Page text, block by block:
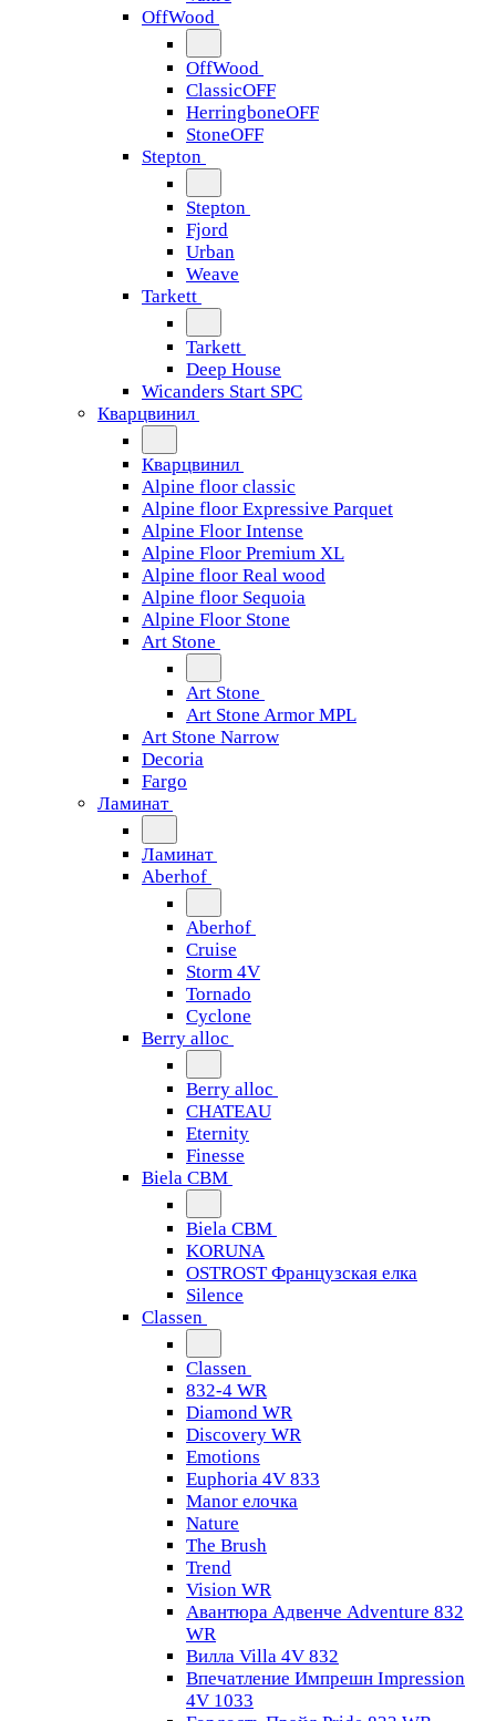
OffWood
OffWood
ClassicOFF
HerringboneOFF
StoneOFF
Stepton
Stepton
Fjord
Urban
Weave
Tarkett
Tarkett
Deep House
Wicanders Start SPC
Кварцвинил
Кварцвинил
Alpine floor classic
Alpine floor Expressive Parquet
Alpine Floor Intense
Alpine Floor Premium XL
Alpine floor Real wood
Alpine floor Sequoia
Alpine Floor Stone
Art Stone
Art Stone
Art Stone Armor MPL
Art Stone Narrow
Decoria
Fargo
Ламинат
Ламинат
Aberhof
Aberhof
Cruise
Storm 4V
Tornado
Сyclone
Berry alloc
Berry alloc
CHATEAU
Eternity
Finesse
Biela CBM
Biela CBM
KORUNA
OSTROST Французская елка
Silence
Classen
Classen
832-4 WR
Diamond WR
Discovery WR
Emotions
Euphoria 4V 833
Manor елочка
Nature
The Brush
Trend
Vision WR
Авантюра Адвенче Adventure 832
WR
Вилла Villa 4V 832
Впечатление Импрешн Impression
4V 1033